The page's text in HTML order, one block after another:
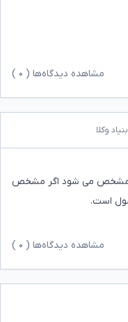
مشاهده دیدگاه‌ها ( ۰
وکلا
مشخص می شود اگر مشخص
است.
مشاهده دیدگاه‌ها ( ۰